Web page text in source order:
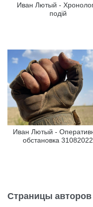
Иван Лютый -
подiй
Иван Лютый -
обстановка 31082022
Страницы авторов